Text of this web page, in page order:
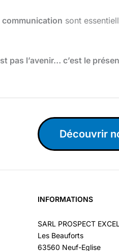
communication sont
pas l’avenir… c’est le
Découvrir
INFORMATIONS
SARL PROSPECT EXCEL
Les Beauforts
63560 Neuf-Eglise